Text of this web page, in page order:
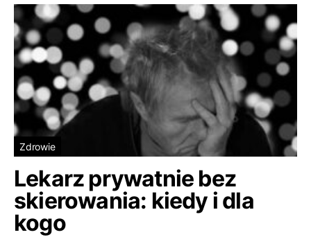
Zdrowie
Lekarz prywatnie bez
skierowania: kiedy i dla
kogo